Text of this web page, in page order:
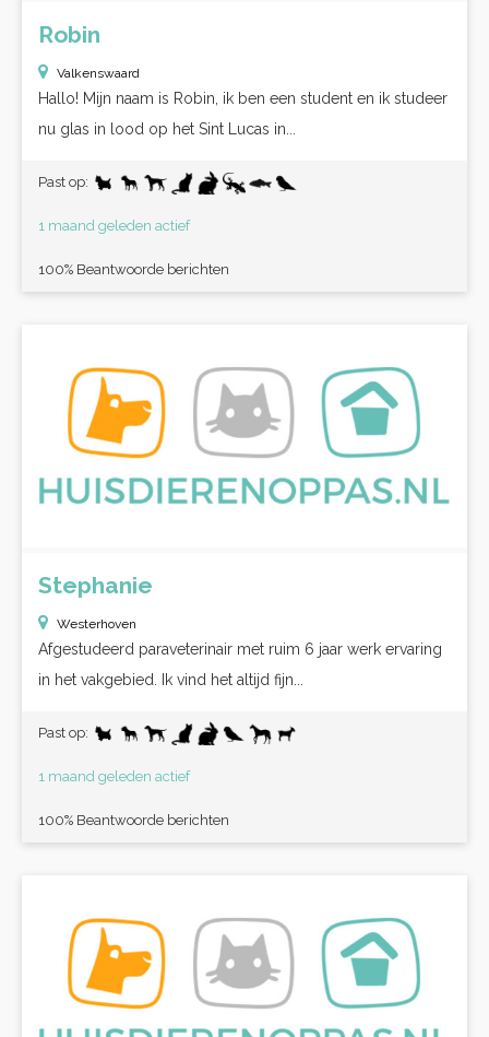
Robin
Valkenswaard
Hallo! Mijn naam is Robin, ik ben een student en ik studeer
nu glas in lood op het Sint Lucas in...
Past op:
1 maand geleden actief
100% Beantwoorde berichten
Stephanie
Westerhoven
Afgestudeerd paraveterinair met ruim 6 jaar werk ervaring
in het vakgebied. Ik vind het altijd fijn...
Past op:
1 maand geleden actief
100% Beantwoorde berichten